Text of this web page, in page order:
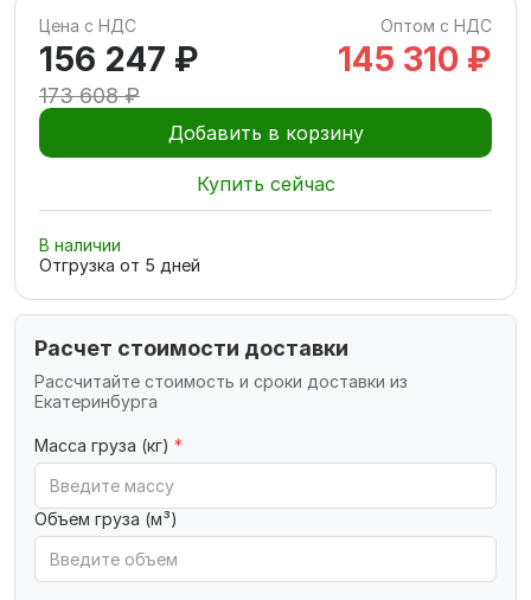
Цена с НДС Оптом с НДС
156 247 ₽
173 608 ₽
145 310 ₽
Добавить в корзину
Купить сейчас
В наличии
Отгрузка от 5 дней
Расчет стоимости доставки
Рассчитайте стоимость и сроки доставки из
Екатеринбурга
Масса груза (кг) *
Объем груза (м³)